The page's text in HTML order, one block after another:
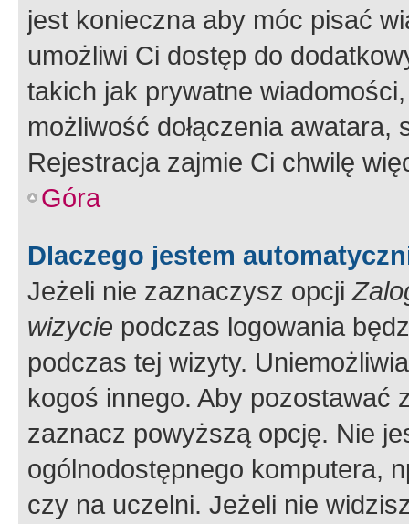
jest konieczna aby móc pisać
umożliwi Ci dostęp do
takich jak prywatne
możliwość dołączenia
Rejestracja zajmie Ci chwilę
Góra
Dlaczego jestem
Jeżeli nie zaznaczysz opcji
wizycie podczas logowania
podczas tej wizyty.
kogoś innego. Aby pozostawać
zaznacz powyższą opcję. Nie
ogólnodostępnego komputera,
czy na uczelni. Jeżeli nie